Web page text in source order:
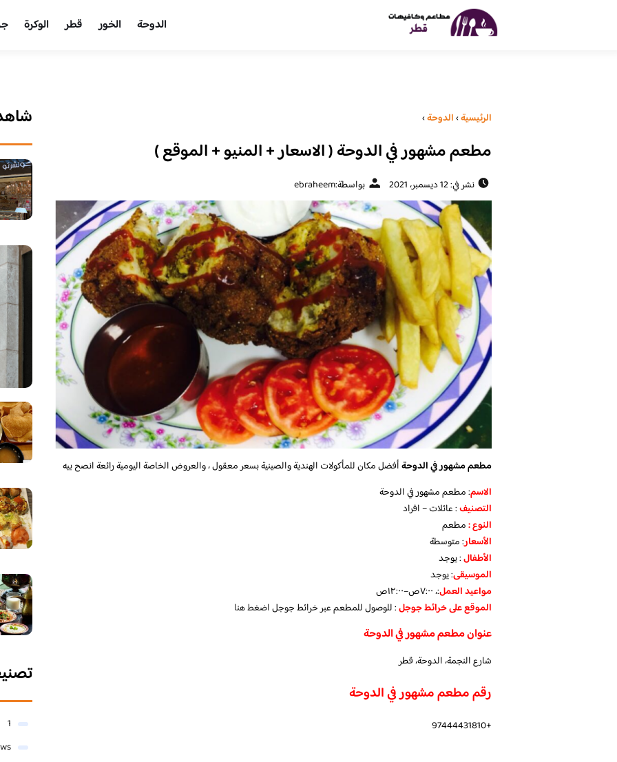
الدوحة الخور قطر الوكرة
الرئيسية›الدوحة›
مطعم مشهور في الدوحة ( الاسعار + المنيو + الموقع )
نشر في: 12 ديسمبر، 2021 بواسطة:ebraheem
مطعم مشهور في الدوحةأفضل مكان للمأكولات الهندية والصينية بسعر معقول ، والعروض الخاصة اليومية رائعة انصح بيه
الاسم: مطعم مشهور في الدوحة
التصنيف: عائلات – افراد
النوع :مطعم
الأسعار:متوسطة
الأطفال:يوجد
الموسيقى:يوجد
مواعيد العمل:، ٧:٠٠ص–١٢:٠٠ص
الموقع على خرائط جوجل: للوصول للمطعم عبر خرائط جوجلاضغط هنا
عنوان مطعم مشهور في الدوحة
شارع النجمة، الدوحة، قطر
رقم مطعم مشهور في الدوحة
+97444431810
1